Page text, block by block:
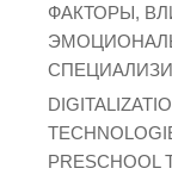
ФАКТОРЫ,